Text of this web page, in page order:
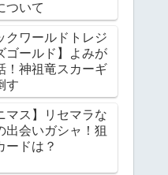
ついて
クワールドトレジ
ゴールド】よみが
！神祖竜スカーギ
す
マス】リセマラな
出会いガシャ！狙
ードは？